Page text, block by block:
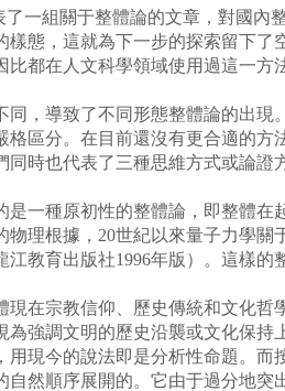
組關于整體論的文章，對國內
態，這就為下一步的探索留下了
都在人文科學領域使用過這一方
，導致了不同形態整體論的出現
區分。在目前還沒有更合適的方
時也代表了三種思維方式或論證
一種原初性的整體論，即整體在
理根據，20世紀以來量子力學關
教育出版社1996年版）。這樣的
在宗教信仰、歷史傳統和文化哲
強調文明的歷史沿襲或文化保持
現今的說法即是分析性命題。而
然順序展開的。它由于過分地突